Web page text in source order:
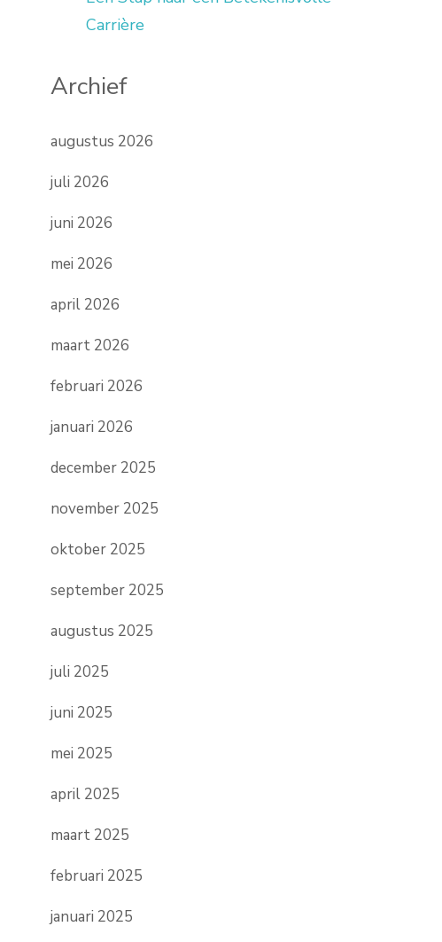
Carrière
Archief
augustus 2026
juli 2026
juni 2026
mei 2026
april 2026
maart 2026
februari 2026
januari 2026
december 2025
november 2025
oktober 2025
september 2025
augustus 2025
juli 2025
juni 2025
mei 2025
april 2025
maart 2025
februari 2025
januari 2025